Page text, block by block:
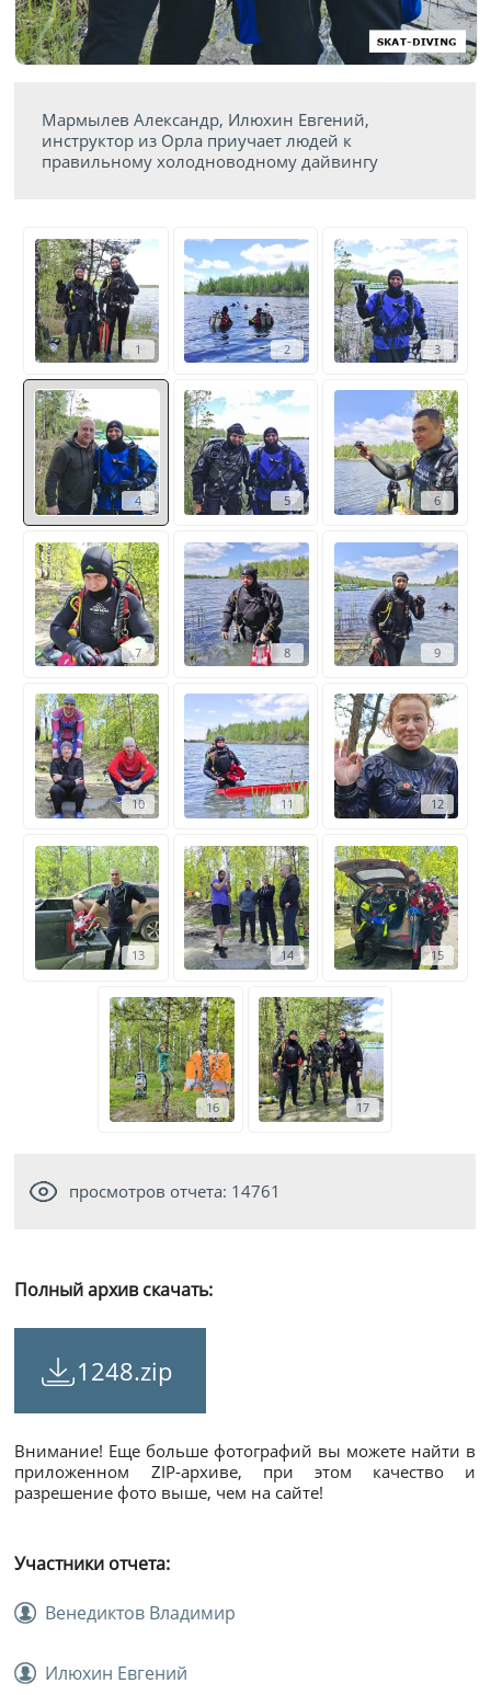
Мармылев Александр, Илюхин Евгений,
инструктор из Орла приучает людей к
правильному холодноводному дайвингу
1 2 3
4 5 6
7 8 9
10 11 12
13 14 15
16 17
просмотров отчета: 14761
Полный архив скачать:
1248.zip
Внимание! Еще больше фотографий вы можете найти в
приложенном ZIP-архиве, при этом качество и
разрешение фото выше, чем на сайте!
Участники отчета:
Венедиктов Владимир
Илюхин Евгений